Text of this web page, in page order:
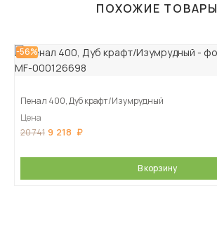
ПОХОЖИЕ ТОВАРЫ
-56%
Пенал 400, Дуб крафт/Изумрудный
Цена
20 741 9 218
В корзину